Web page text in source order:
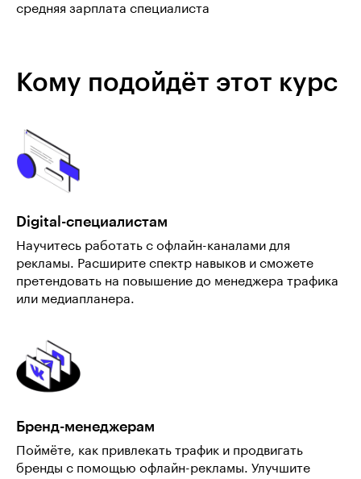
средняя зарплата специалиста
Кому подойдёт этот курс
Digital-специалистам
Научитесь работать с офлайн-каналами для
рекламы. Расширите спектр навыков и сможете
претендовать на повышение до менеджера трафика
или медиапланера.
Бренд-менеджерам
Поймёте, как привлекать трафик и продвигать
бренды с помощью офлайн-рекламы. Улучшите